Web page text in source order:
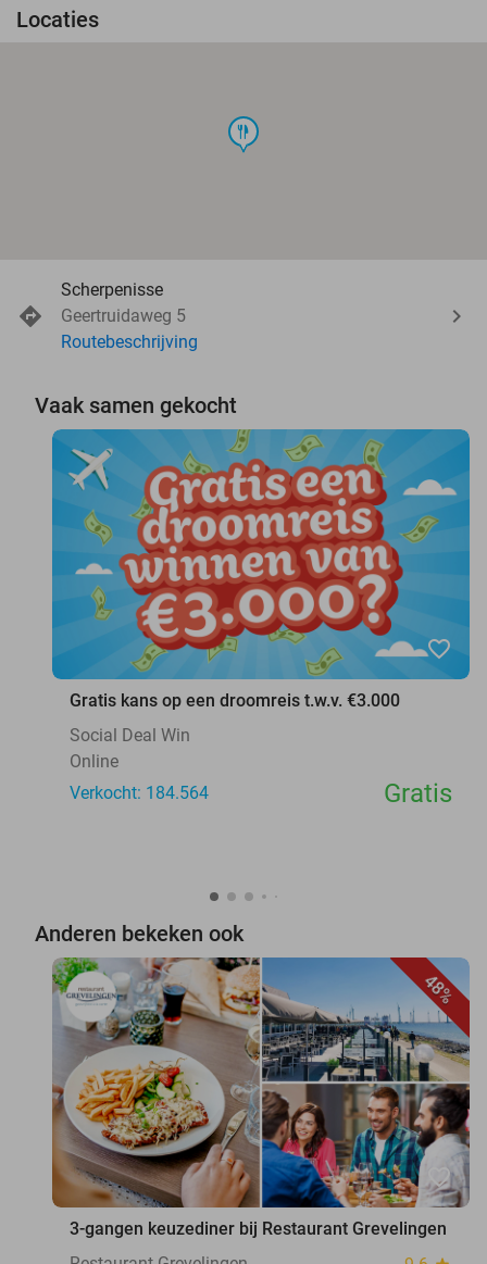
Locaties
food
Scherpenisse
Geertruidaweg 5
Routebeschrijving
Vaak samen gekocht
favorite_border
Gratis kans op een droomreis t.w.v. €3.000
Social Deal Win
Online
Verkocht: 184.564
Gratis
Anderen bekeken ook
48%
favorite_border
3-gangen keuzediner bij Restaurant Grevelingen